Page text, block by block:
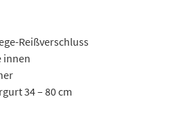
Reißverschluss
innen
34 – 80 cm